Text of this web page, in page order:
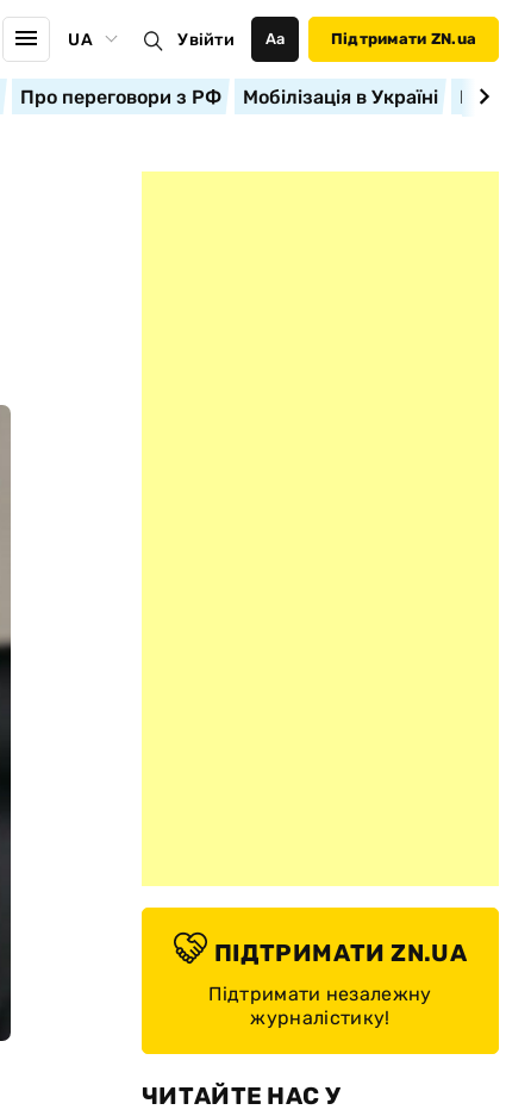
UA Увійти Аа Підтримати ZN.ua
Про переговори з РФ Мобілізація в Україні
ПІДТРИМАТИ ZN.UA
Підтримати незалежну
журналістику!
ЧИТАЙТЕ НАС У